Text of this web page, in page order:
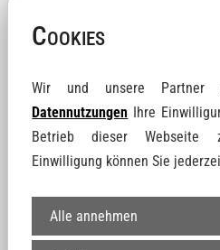
Cookies
Wir und unsere Partner
Datennutzungen Ihre
Betrieb dieser Webseite
Einwilligung können Sie
Alle annehmen